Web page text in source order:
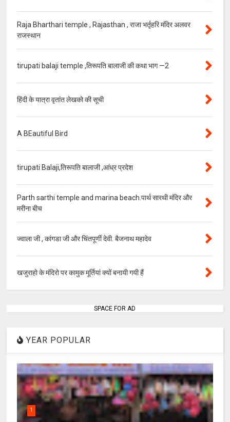
Raja Bharthari temple , Rajasthan , राजा भर्तृहरि मंदिर अलवर
राजस्थान
tirupati balaji temple ,तिरूपति बालाजी की कथा भाग —2
हिंदी के यात्रा वृतांत लेखको की सूची
A BEautiful Bird
tirupati Balaji,तिरूपति बालाजी ,आंध्र प्रदेश
Parth sarthi temple and marina beach.पार्थ सारथी मंदिर और
मरीना बीच
ज्वाला जी , कांगडा जी और चिंतपूर्णी देवी. बैजनाथ महादेव
खजुराहो के मंदिरो पर कामुक मूर्तियां क्यों बनायी गयी हैं
SPACE FOR AD
YEAR POPULAR
1